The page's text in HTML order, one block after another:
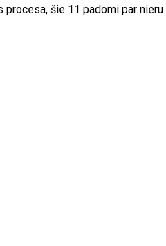
procesa, šie 11 padomi par